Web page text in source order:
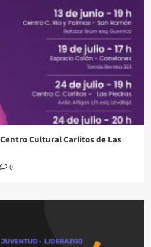
Cultural Carlitos de Las
0